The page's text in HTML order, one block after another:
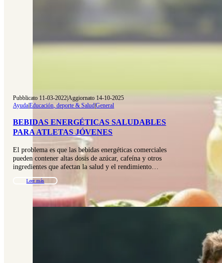
Pubblicato 11-03-2022|Aggiornato 14-10-2025
Ayuda|Educación, deporte & Salud|General
BEBIDAS ENERGÉTICAS SALUDABLES
PARA ATLETAS JÓVENES
El problema es que las bebidas energéticas comerciales
pueden contener altas dosis de azúcar, cafeína y otros
ingredientes que afectan la salud y el rendimiento…
Leer más